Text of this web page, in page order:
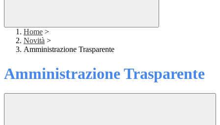
Home >
Novità >
Amministrazione Trasparente
Amministrazione Trasparente